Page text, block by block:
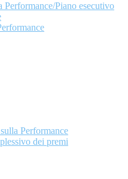
Performance/Piano esecutivo
Performance
dei premi